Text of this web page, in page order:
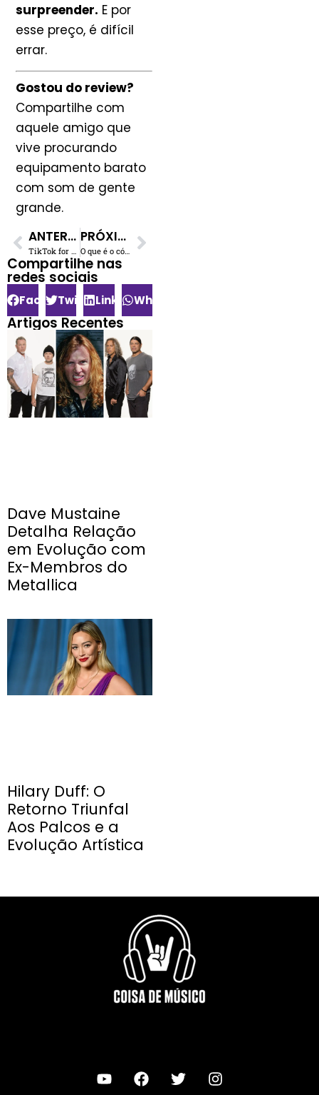
surpreender. E por
esse preço, é difícil
errar.
Gostou do review?
Compartilhe com
aquele amigo que
vive procurando
equipamento barato
com som de gente
grande.
ANTERIOR
TikTok for Artists: Como Músicos Brasileiros Podem Aproveitar Essa Nova Ferramenta
PRÓXIMO
O que é o código ISRC e UPC? O Que São e Por Que Você Precisa Deles
Compartilhe nas
redes sociais​
FacebookTwitterLinkedInWhatsApp
Artigos Recentes
Dave Mustaine
Detalha Relação
em Evolução com
Ex-Membros do
Metallica
Hilary Duff: O
Retorno Triunfal
Aos Palcos e a
Evolução Artística